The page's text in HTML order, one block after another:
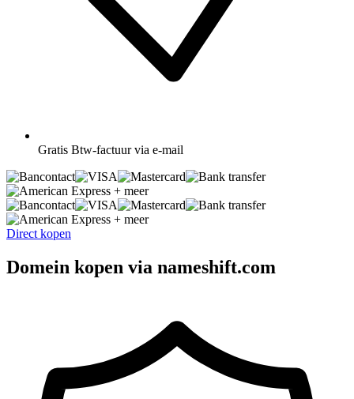
Gratis Btw-factuur via e-mail
+ meer
+ meer
Direct kopen
Domein kopen via nameshift.com